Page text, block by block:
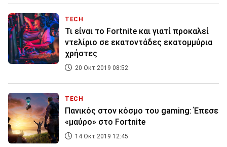
TECH
Τι είναι το Fortnite και γιατί προκαλεί
ντελίριο σε εκατοντάδες εκατομμύρια
χρήστες
20 Οκτ 2019 08:52
TECH
Πανικός στον κόσμο του gaming: Έπεσε
«μαύρο» στο Fortnite
14 Οκτ 2019 12:45